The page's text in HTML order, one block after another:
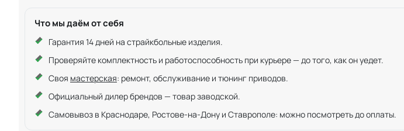
Что мы даём от себя
Гарантия 14 дней на страйкбольные изделия.
Проверяйте комплектность и работоспособность при курьере — до того, как он уедет.
Своя мастерская: ремонт, обслуживание и тюнинг приводов.
Официальный дилер брендов — товар заводской.
Самовывоз в Краснодаре, Ростове-на-Дону и Ставрополе: можно посмотреть до оплаты.